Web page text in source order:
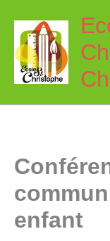
contenu
enfant